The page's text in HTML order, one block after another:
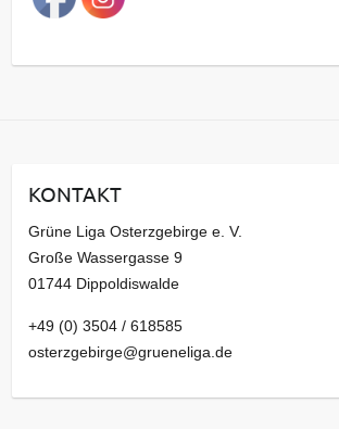
g
a
v
KONTAKT
Grüne Liga Osterzgebirge e. V.
Große Wassergasse 9
01744 Dippoldiswalde
+49 (0) 3504 / 618585
osterzgebirge@grueneliga.de